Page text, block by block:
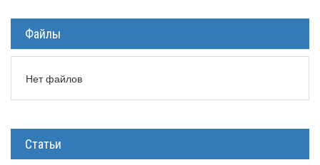
Файлы
Нет файлов
Статьи